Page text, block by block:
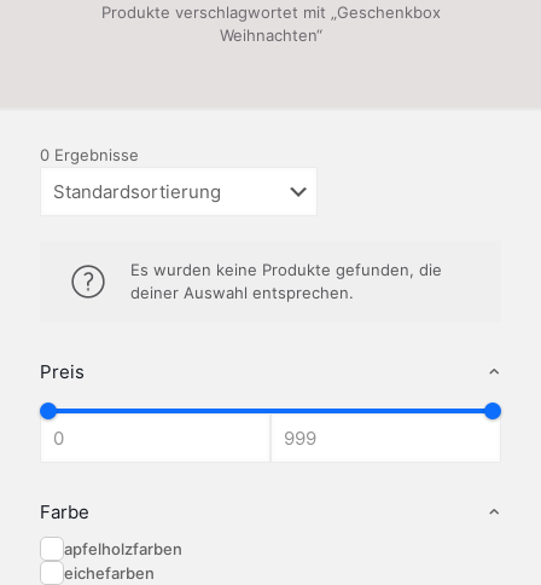
Produkte verschlagwortet mit „Geschenkbox
Weihnachten“
Preis
Farbe
apfelholzfarben
eichefarben
0 Ergebnisse
Es wurden keine Produkte gefunden, die
deiner Auswahl entsprechen.